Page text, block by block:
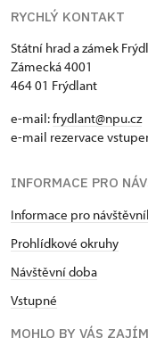
RYCHLÝ KONTAKT
Státní hrad a zámek
Zámecká 4001
464 01 Frýdlant
e-mail:frydlant@npu.cz
e-mail rezervace
INFORMACE PRO
Informace pro
Prohlídkové okruhy
Návštěvní doba
Vstupné
MOHLO BY VÁS